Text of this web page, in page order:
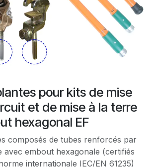
pour kits de mise
et de mise à la terre
hexagonal EF
composés de tubes renforcés par
avec embout hexagonale (certifiés
internationale IEC/EN 61235)